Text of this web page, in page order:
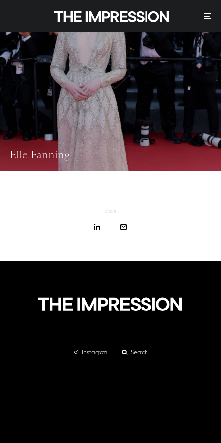
Elle Fanning
Share
Instagram Search